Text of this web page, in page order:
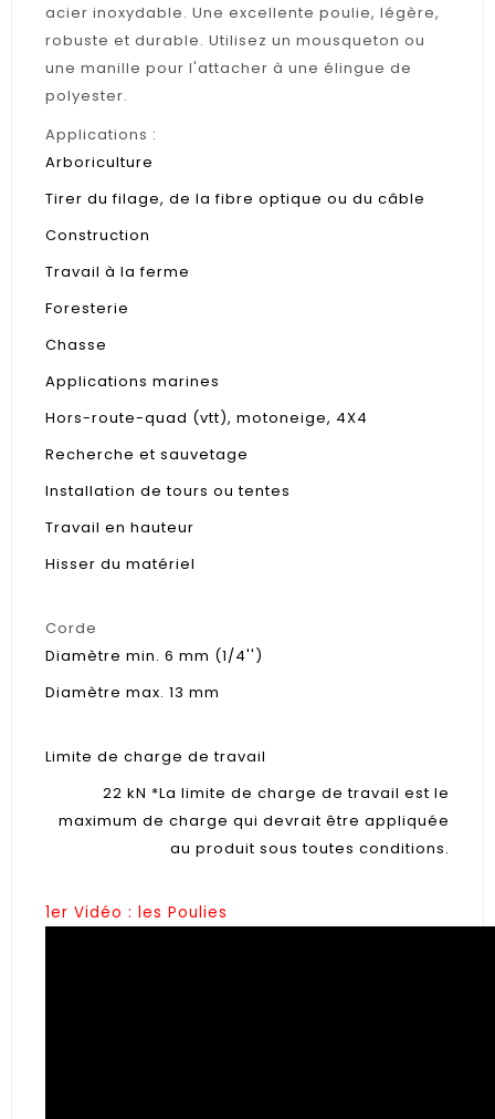
acier inoxydable. Une excellente poulie, légère,
robuste et durable. Utilisez un mousqueton ou
une manille pour l'attacher à une élingue de
polyester.
Applications :
Arboriculture
Tirer du filage, de la fibre optique ou du câble
Construction
Travail à la ferme
Foresterie
Chasse
Applications marines
Hors-route-quad (vtt), motoneige, 4X4
Recherche et sauvetage
Installation de tours ou tentes
Travail en hauteur
Hisser du matériel
Corde
Diamètre min. 6 mm (1/4'')
Diamètre max. 13 mm
Limite de charge de travail
22 kN *La limite de charge de travail est le
maximum de charge qui devrait être appliquée
au produit sous toutes conditions.
1er Vidéo : les Poulies